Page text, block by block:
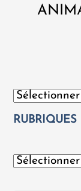
Catégories
RUBRIQUES
Archives